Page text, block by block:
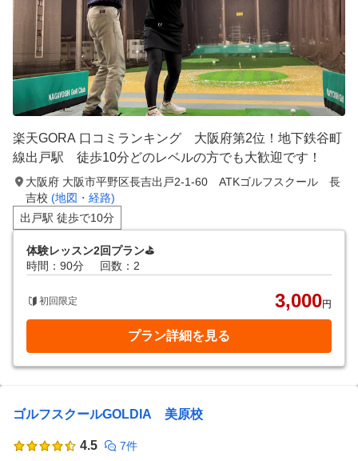
楽天GORA 口コミランキング 大阪府第2位！地下鉄谷町
線出戸駅 徒歩10分どのレベルの方でも大歓迎です！
大阪府 大阪市平野区長吉出戸2-1-60 ATKゴルフスクール 長
吉校 (地図・経路)
出戸駅 徒歩で10分
体験レッスン2回プラン⛳
時間：90分
回数：2
初回限定 3,000円
プラン詳細を見る
ゴルフスクールGOLDIA 美原校
4.5 7件